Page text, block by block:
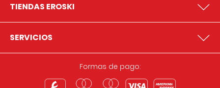
TIENDAS EROSKI
SERVICIOS
Formas de pago: